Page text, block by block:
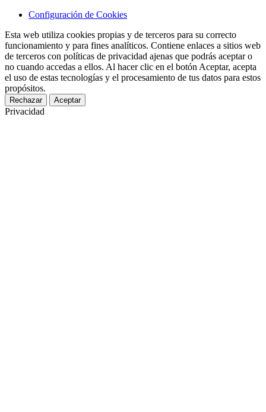
Configuración de Cookies
Esta web utiliza cookies propias y de terceros para su correcto
funcionamiento y para fines analíticos. Contiene enlaces a sitios web
de terceros con políticas de privacidad ajenas que podrás aceptar o
no cuando accedas a ellos. Al hacer clic en el botón Aceptar, acepta
el uso de estas tecnologías y el procesamiento de tus datos para estos
propósitos.
Rechazar Aceptar
Privacidad